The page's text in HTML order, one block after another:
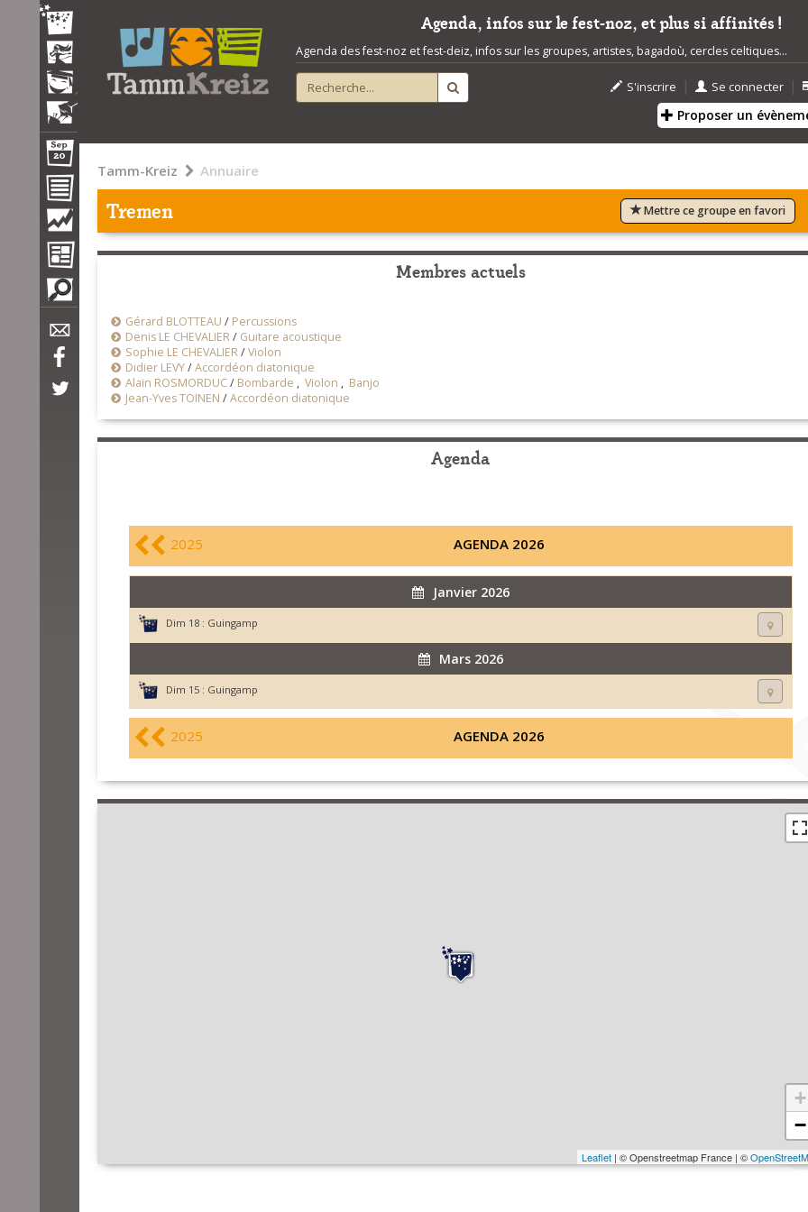
Agenda, infos sur le fest-noz, et plus si affinités !
Agenda des fest-noz et fest-deiz, infos sur les groupes, artistes, bagadoù, cercles celtiques...
S'inscrire | Se connecter |
Proposer un
Tamm-Kreiz Annuaire
Tremen Mettre ce groupe en favori
Membres actuels
Gérard BLOTTEAU / Percussions
Denis LE CHEVALIER/ Guitare acoustique
Sophie LE CHEVALIER/Violon
Didier LEVY/Accordéon diatonique
Alain ROSMORDUC/ Bombarde , Violon , Banjo
Jean-Yves TOINEN /Accordéon diatonique
Agenda
2025 AGENDA 2026
Janvier 2026
Dim 18 : Guingamp
Mars 2026
Dim 15 : Guingamp
2025 AGENDA 2026
+
−
Leaflet| © Openstreetmap France | ©